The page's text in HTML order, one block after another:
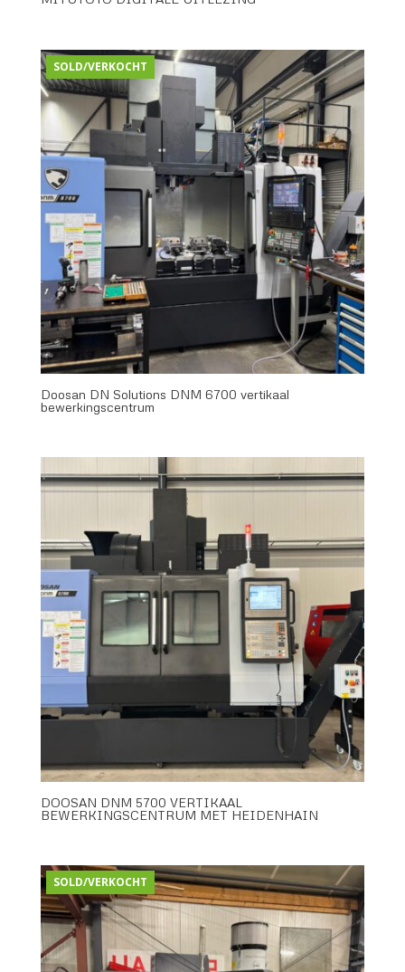
SOLD/VERKOCHT
Doosan DN Solutions DNM 6700 vertikaal
bewerkingscentrum
DOOSAN DNM 5700 VERTIKAAL
BEWERKINGSCENTRUM MET HEIDENHAIN
SOLD/VERKOCHT